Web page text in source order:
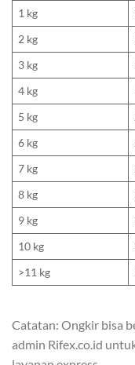
1 kg
2 kg
3 kg
4 kg
5 kg
6 kg
7 kg
8 kg
9 kg
10 kg
>11 kg
Catatan: Ongkir bisa
admin Rifex.co.id